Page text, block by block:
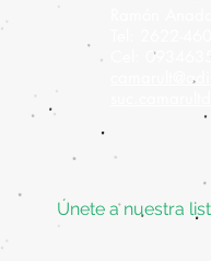
Ramón
Tel: 2622-
Cel:
Únete a nuestra